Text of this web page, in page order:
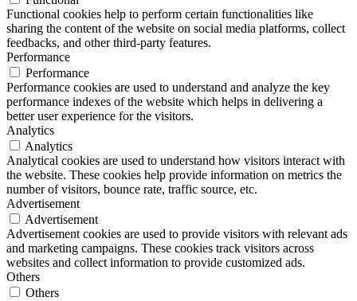
Functional cookies help to perform certain functionalities like
sharing the content of the website on social media platforms, collect
feedbacks, and other third-party features.
Performance
Performance
Performance cookies are used to understand and analyze the key
performance indexes of the website which helps in delivering a
better user experience for the visitors.
Analytics
Analytics
Analytical cookies are used to understand how visitors interact with
the website. These cookies help provide information on metrics the
number of visitors, bounce rate, traffic source, etc.
Advertisement
Advertisement
Advertisement cookies are used to provide visitors with relevant ads
and marketing campaigns. These cookies track visitors across
websites and collect information to provide customized ads.
Others
Others